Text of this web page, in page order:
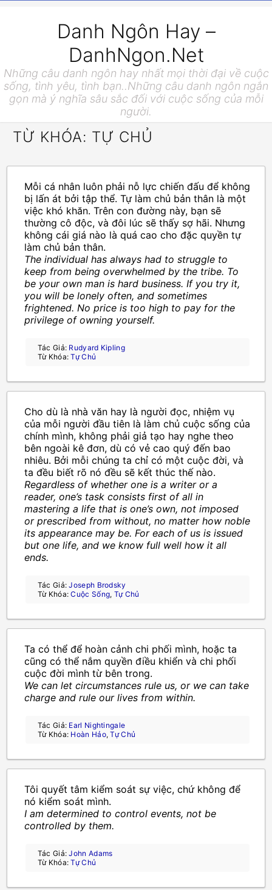
Danh Ngôn Hay –
DanhNgon.Net
Những câu danh ngôn hay nhất mọi thời đại về cuộc
sống, tình yêu, tình bạn..Những câu danh ngôn ngắn
gọn mà ý nghĩa sâu sắc đối với cuộc sống của mỗi
người.
TỪ KHÓA: TỰ CHỦ
Mỗi cá nhân luôn phải nỗ lực chiến đấu để không
bị lấn át bởi tập thể. Tự làm chủ bản thân là một
việc khó khăn. Trên con đường này, bạn sẽ
thường cô độc, và đôi lúc sẽ thấy sợ hãi. Nhưng
không cái giá nào là quá cao cho đặc quyền tự
làm chủ bản thân.
The individual has always had to struggle to
keep from being overwhelmed by the tribe. To
be your own man is hard business. If you try it,
you will be lonely often, and sometimes
frightened. No price is too high to pay for the
privilege of owning yourself.
Tác Giả: Rudyard Kipling
Từ Khóa:Tự Chủ
Cho dù là nhà văn hay là người đọc, nhiệm vụ
của mỗi người đầu tiên là làm chủ cuộc sống của
chính mình, không phải giả tạo hay nghe theo
bên ngoài kê đơn, dù có vẻ cao quý đến bao
nhiêu. Bởi mỗi chúng ta chỉ có một cuộc đời, và
ta đều biết rõ nó đều sẽ kết thúc thế nào.
Regardless of whether one is a writer or a
reader, one’s task consists first of all in
mastering a life that is one’s own, not imposed
or prescribed from without, no matter how noble
its appearance may be. For each of us is issued
but one life, and we know full well how it all
ends.
Tác Giả:Joseph Brodsky
Từ Khóa:Cuộc Sống, Tự Chủ
Ta có thể để hoàn cảnh chi phối mình, hoặc ta
cũng có thể nắm quyền điều khiển và chi phối
cuộc đời mình từ bên trong.
We can let circumstances rule us, or we can take
charge and rule our lives from within.
Tác Giả: Earl Nightingale
Từ Khóa: Hoàn Hảo,Tự Chủ
Tôi quyết tâm kiểm soát sự việc, chứ không để
nó kiểm soát mình.
I am determined to control events, not be
controlled by them.
Tác Giả:John Adams
Từ Khóa:Tự Chủ